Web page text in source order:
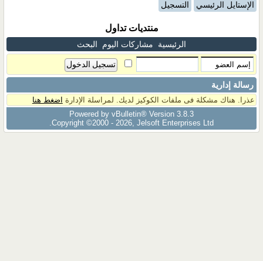
الإستايل الرئيسي التسجيل
منتديات تداول
الرئيسية مشاركات اليوم البحث
رسالة إدارية
عذرا. هناك مشكلة فى ملفات الكوكيز لديك. لمراسلة الإدارة اضغط هنا
Powered by vBulletin® Version 3.8.3
Copyright ©2000 - 2026, Jelsoft Enterprises Ltd.